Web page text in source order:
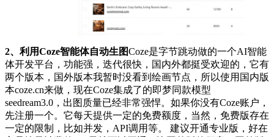
2、利用Coze智能体自动生图Coze是字节跳动做的一个AI智能
体开发平台，功能强，迭代很快，国内外都挺受欢迎的，它有
两个版本，国外版本我暂时没看到绘画节点，所以使用国内版
本coze.cn来做，现在Coze集成了的即梦同款模型
seedream3.0，出图质量已经非常强悍。如果你没有Coze账户，
先注册一个。它每天提供一定的免费额度，当然，免费版存在
一定的限制，比如并发，API调用等。 建议开通专业版，好在